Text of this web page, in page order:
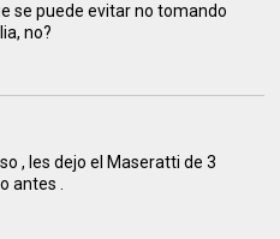
se puede evitar no tomando
no?
, les dejo el Maseratti de 3
antes .